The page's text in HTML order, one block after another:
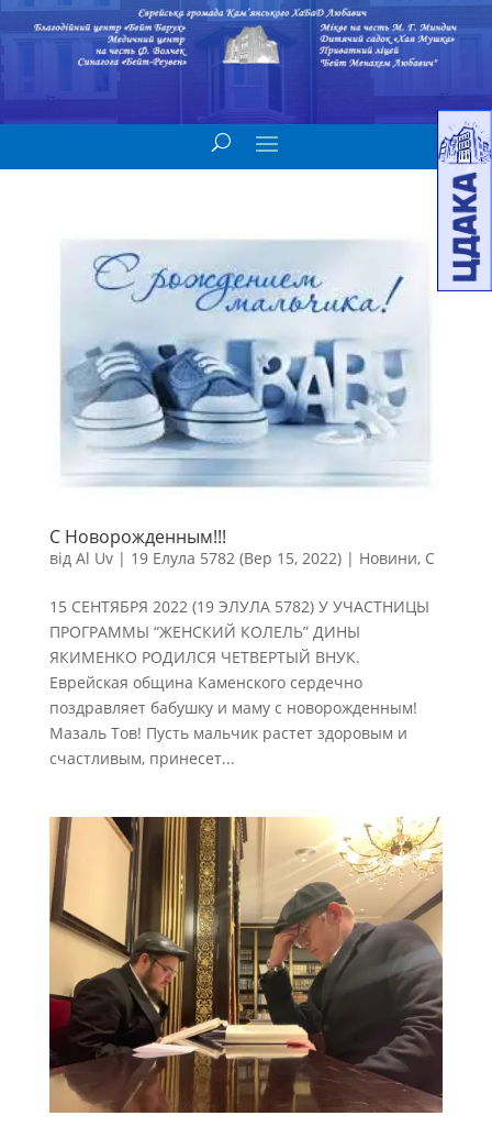
С Новорожденным!!!
від Al Uv| 19 Елула 5782 (Вер 15, 2022)| Новини, С
15 СЕНТЯБРЯ 2022 (19 ЭЛУЛА 5782) У УЧАСТНИЦЫ
ПРОГРАММЫ “ЖЕНСКИЙ КОЛЕЛЬ” ДИНЫ
ЯКИМЕНКО РОДИЛСЯ ЧЕТВЕРТЫЙ ВНУК.
Еврейская община Каменского сердечно
поздравляет бабушку и маму с новорожденным!
Мазаль Тов! Пусть мальчик растет здоровым и
счастливым, принесет...